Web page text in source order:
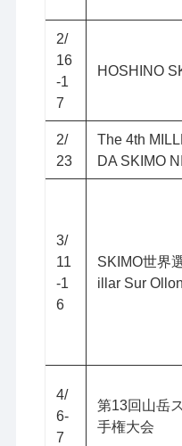
2/
16
-1
7
HOSHINO
2/
23
The 4th
DA SKIMO
3/
11
-1
6
SKIMO世界
illar Sur Ollon
4/
6-
7
第13回山岳
手権大会